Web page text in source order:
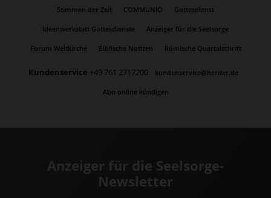
Stimmen der Zeit COMMUNIO Gottesdienst
Ideenwerkstatt Gottesdienste Anzeiger für die Seelsorge
Forum Weltkirche Biblische Notizen Römische Quartalschrift
Kundenservice +49 761 2717200 kundenservice@herder.de
Abo online kündigen
Anzeiger für die Seelsorge-
Newsletter